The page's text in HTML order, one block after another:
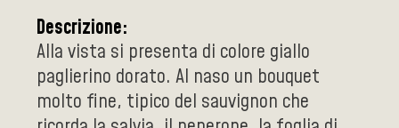
Descrizione:
Alla vista si presenta di colore giallo
paglierino dorato. Al naso un bouquet
molto fine, tipico del sauvignon che